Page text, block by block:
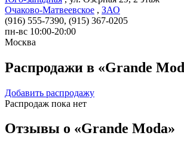
Очаково-Матвеевское , ЗАО
(916) 555-7390, (915) 367-0205
пн-вс 10:00-20:00
Москва
Распродажи в «Grande
Добавить распродажу
Распродаж пока нет
Отзывы о «Grande Moda»